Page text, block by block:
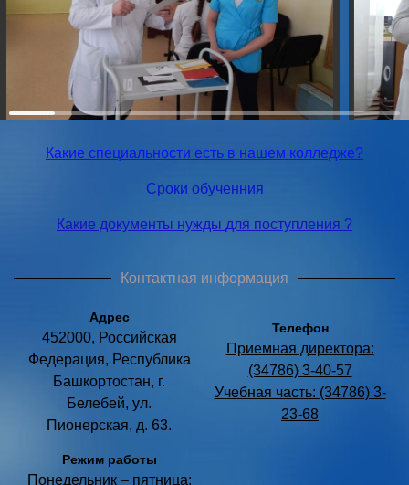
Какие специальности есть в нашем колледже?
Сроки обученния
Какие документы нужды для поступления ?
Контактная информация
Адрес
452000, Российская
Федерация, Республика
Башкортостан, г.
Белебей, ул.
Пионерская, д. 63.
Телефон
Приемная директора:
(34786) 3-40-57
Учебная часть: (34786) 3-
23-68
Режим работы
Понедельник – пятница: